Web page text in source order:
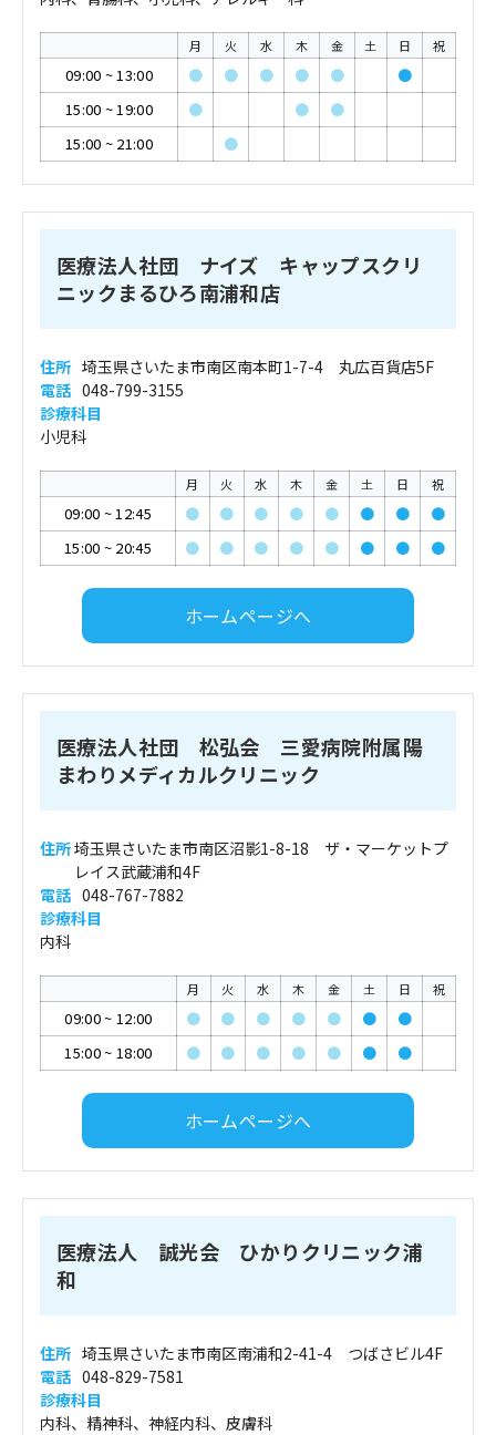
月 火 水 木 金 土 日 祝
09:00 ~13:00 ● ● ● ● ●
●
15:00 ~19:00 ● ●
●
15:00 ~ 21:00 ●
医療法人社団 ナイズ キャップスクリ
ニックまるひろ南浦和店
住所 埼玉県さいたま市南区南本町1-7-4 丸広百貨店5F
電話 048-799-3155
診療科目
小児科
月 火 水 木 金 土 日 祝
09:00 ~12:45 ● ● ● ● ● ● ●
●
15:00 ~ 20:45 ● ● ● ● ● ● ● ●
ホームページへ
医療法人社団 松弘会 三愛病院附属陽
まわりメディカルクリニック
住所埼玉県さいたま市南区沼影1-8-18 ザ・マーケットプ
レイス武蔵浦和4F
電話 048-767-7882
診療科目
内科
月 火 水 木 金 土 日 祝
09:00~ 12:00 ● ● ● ● ● ●
●
15:00~ 18:00 ● ● ● ● ● ● ●
ホームページへ
医療法人 誠光会 ひかりクリニック浦
和
住所 埼玉県さいたま市南区南浦和2-41-4 つばさビル4F
電話 048-829-7581
診療科目
内科、精神科、神経内科、皮膚科